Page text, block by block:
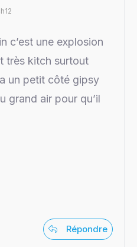
c’est une explosion
très kitch surtout
un petit côté gipsy
grand air pour qu’il
Répondre